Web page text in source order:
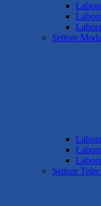
Settore Moda
Settore